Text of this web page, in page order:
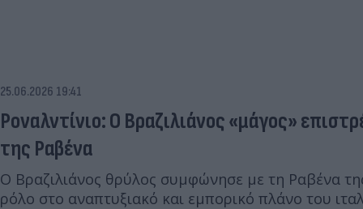
25.06.2026 19:41
Ροναλντίνιο: Ο Βραζιλιάνος «μάγος»
της Ραβένα
Ο Βραζιλιάνος θρύλος συμφώνησε με τη Ραβένα
ρόλο στο αναπτυξιακό και εμπορικό πλάνο του